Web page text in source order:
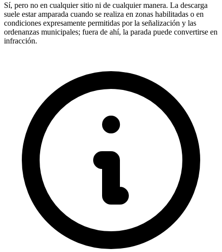
Sí, pero no en cualquier sitio ni de cualquier manera. La descarga
suele estar amparada cuando se realiza en zonas habilitadas o en
condiciones expresamente permitidas por la señalización y las
ordenanzas municipales; fuera de ahí, la parada puede convertirse en
infracción.